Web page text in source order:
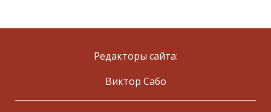
Редакторы сайта:
Виктор Сабо